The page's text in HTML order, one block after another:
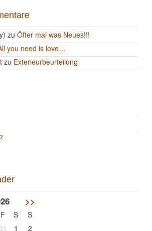
zu Öfter mal was Neues!!!
you need is love…
zu Exterieurbeurteilung
>>
F S
S
31 1 2